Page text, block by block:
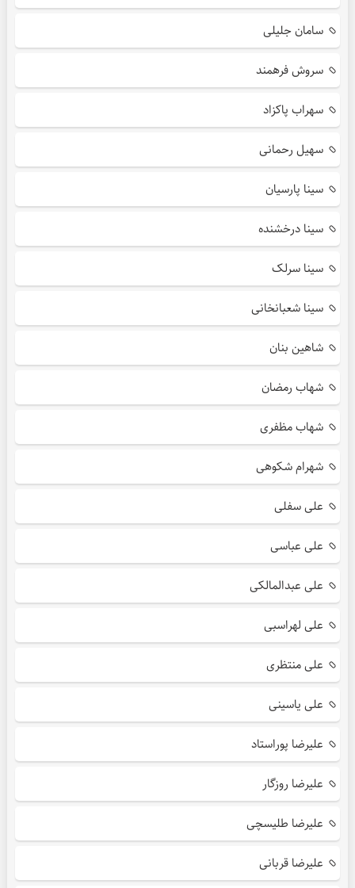
سامان جلیلی
سروش فرهمند
سهراب پاکزاد
سهیل رحمانی
سینا پارسیان
سینا درخشنده
سینا سرلک
سینا شعبانخانی
شاهین بنان
شهاب رمضان
شهاب مظفری
شهرام شکوهی
علی سفلی
علی عباسی
علی عبدالمالکی
علی لهراسبی
علی منتظری
علی یاسینی
علیرضا پوراستاد
علیرضا روزگار
علیرضا طلیسچی
علیرضا قربانی